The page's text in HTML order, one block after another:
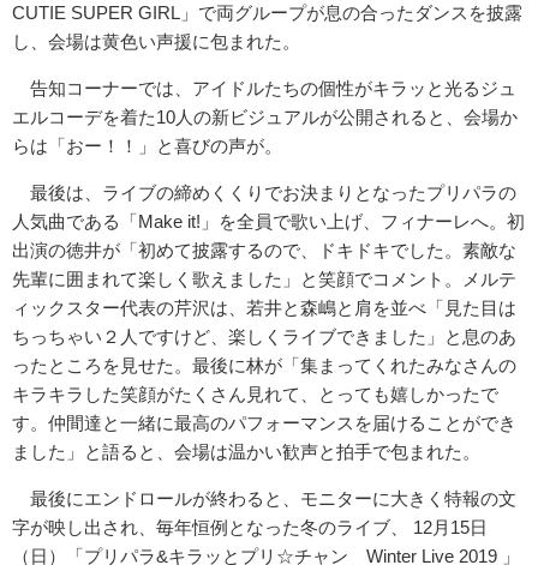
CUTIE SUPER GIRL」で両グループが息の合ったダンスを披露
し、会場は黄色い声援に包まれた。
告知コーナーでは、アイドルたちの個性がキラッと光るジュ
エルコーデを着た10人の新ビジュアルが公開されると、会場か
らは「おー！！」と喜びの声が。
最後は、ライブの締めくくりでお決まりとなったプリパラの
人気曲である「Make it!」を全員で歌い上げ、フィナーレへ。初
出演の徳井が「初めて披露するので、ドキドキでした。素敵な
先輩に囲まれて楽しく歌えました」と笑顔でコメント。メルテ
ィックスター代表の芹沢は、若井と森嶋と肩を並べ「見た目は
ちっちゃい２人ですけど、楽しくライブできました」と息のあ
ったところを見せた。最後に林が「集まってくれたみなさんの
キラキラした笑顔がたくさん見れて、とっても嬉しかったで
す。仲間達と一緒に最高のパフォーマンスを届けることができ
ました」と語ると、会場は温かい歓声と拍手で包まれた。
最後にエンドロールが終わると、モニターに大きく特報の文
字が映し出され、毎年恒例となった冬のライブ、 12月15日
（日）「プリパラ&キラッとプリ☆チャン Winter Live 2019 」